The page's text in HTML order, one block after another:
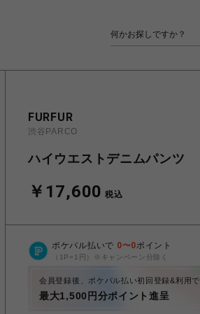
FURFUR
渋谷PARCO
ハイウエストデニムパンツ
￥17,600 税込
ポケパル払いで 0〜0ポイント
（1P=1円）※キャンペーン分除く
会員登録後、ポケパル払い初回登録&利用で
最大1,500円分ポイント進呈